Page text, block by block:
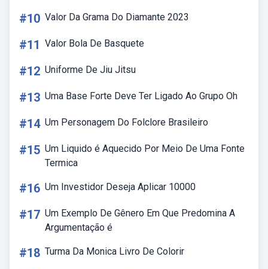
#10 Valor Da Grama Do Diamante 2023
#11 Valor Bola De Basquete
#12 Uniforme De Jiu Jitsu
#13 Uma Base Forte Deve Ter Ligado Ao Grupo Oh
#14 Um Personagem Do Folclore Brasileiro
#15 Um Liquido é Aquecido Por Meio De Uma Fonte
Termica
#16 Um Investidor Deseja Aplicar 10000
#17 Um Exemplo De Gênero Em Que Predomina A
Argumentação é
#18 Turma Da Monica Livro De Colorir